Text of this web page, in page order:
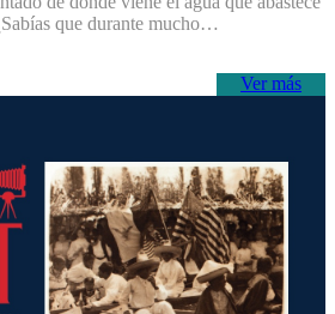
que durante mucho…
Ver más